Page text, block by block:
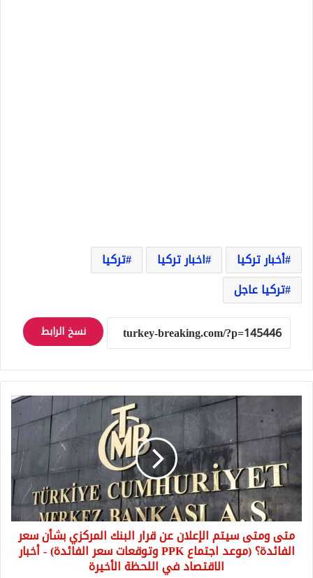
أخبار تركيا اخبار تركيا
تركيا
تركيا عاجل
نسخ الرابط
ومتى
سيتم
الإعلان
عن
قرار
البنك
المركزي
بشأن
سعر
الفائدة؟
متى ومتى سيتم الإعلان عن قرار البنك المركزي بشأن سعر
الفائدة؟ (موعد اجتماع PPK وتوقعات سعر الفائدة) - أخبار
الاقتصاد في اللحظة الأخيرة